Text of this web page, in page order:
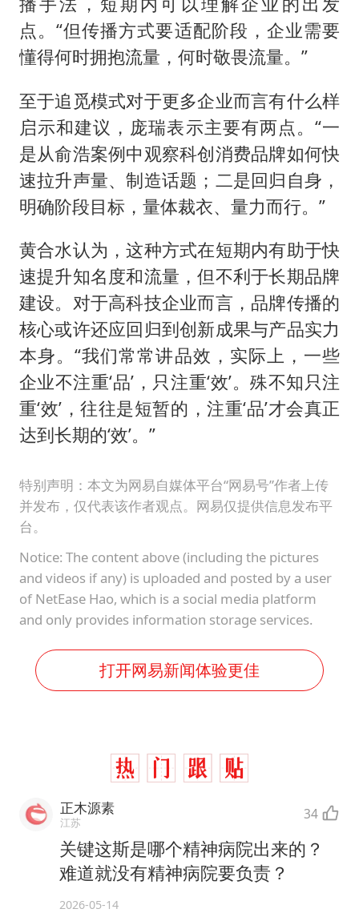
点。“但传播方式要适配阶段，企业需要
懂得何时拥抱流量，何时敬畏流量。”
至于追觅模式对于更多企业而言有什么样
启示和建议，庞瑞表示主要有两点。“一
是从俞浩案例中观察科创消费品牌如何快
速拉升声量、制造话题；二是回归自身，
明确阶段目标，量体裁衣、量力而行。”
黄合水认为，这种方式在短期内有助于快
速提升知名度和流量，但不利于长期品牌
建设。对于高科技企业而言，品牌传播的
核心或许还应回归到创新成果与产品实力
本身。“我们常常讲品效，实际上，一些
企业不注重‘品’，只注重‘效’。殊不知只注
重‘效’，往往是短暂的，注重‘品’才会真正
达到长期的‘效’。”
特别声明：本文为网易自媒体平台“网易号”作者上传
并发布，仅代表该作者观点。网易仅提供信息发布平
台。
Notice: The content above (including the pictures
and videos if any) is uploaded and posted by a user
of NetEase Hao, which is a social media platform
and only provides information storage services.
打开网易新闻体验更佳
正木源素
江苏 34
关键这斯是哪个精神病院出来的？
难道就没有精神病院要负责？
2026-05-14